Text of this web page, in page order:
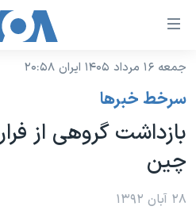
لینکهای
دسترسی
جهش
محتوای
اصلی
جهش
به
نسخه سبک وب‌سایت
موضوع ها
ایران
آمریکا
برنامه های تلویزیونی
جدول برنامه ها
جمعه ۱۶ مرداد ۱۴۰۵ ایران ۲۰:۵۸
سرخط خبرها
بازداشت گروهی از
چين
۲۸ آبان ۱۳۹۲